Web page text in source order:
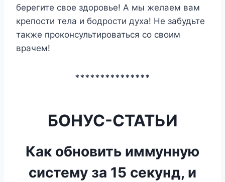
берегите свое здоровье! А мы желаем вам
крепости тела и бодрости духа! Не забудьте
также проконсультироваться со своим
врачем!
***************
БОНУС-СТАТЬИ
Как обновить иммунную
систему за 15 секунд, и